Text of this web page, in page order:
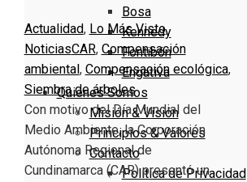
Bosa
Kennedy
Fontibón
Engativa
Quienes Somos
Misión & Visión
Principios & Valores
Contacto
Política de Privacidad
Actualidad, Lo Más Visto,
NoticiasCAR, Compensación
ambiental , Compensación ecológica,
Siembra de árboles
Con motivo del Día Mundial del
Medio Ambiente, la Corporación
Autónoma Regional de
Cundinamarca (CAR) presentó un